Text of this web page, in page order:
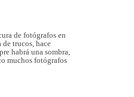
de fotógrafos en
de trucos, hace
habrá una sombra,
muchos fotógrafos